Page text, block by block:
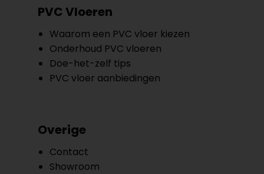
PVC Vloeren
Waarom een PVC vloer kiezen
Onderhoud PVC vloeren
Doe-het-zelf tips
PVC vloer aanbiedingen
Overige
Contact
Showroom